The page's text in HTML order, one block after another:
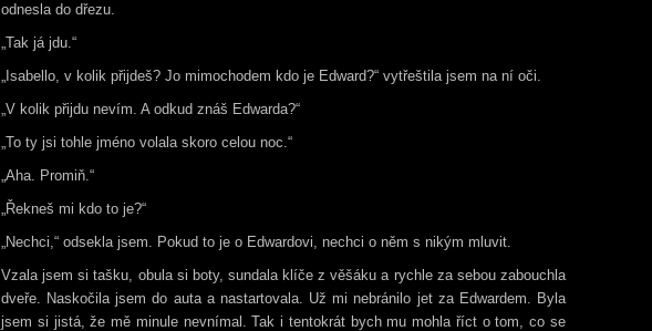
odnesla do dřezu.
„Tak já jdu.“
„Isabello, v kolik přijdeš? Jo mimochodem kdo je Edward?“ vytřeštila jsem na ní oči.
„V kolik přijdu nevím. A odkud znáš Edwarda?“
„To ty jsi tohle jméno volala skoro celou noc.“
„Aha. Promiň.“
„Řekneš mi kdo to je?“
„Nechci,“ odsekla jsem. Pokud to je o Edwardovi, nechci o něm s nikým mluvit.
Vzala jsem si tašku, obula si boty, sundala klíče z věšáku a rychle za sebou zabouchla
dveře. Naskočila jsem do auta a nastartovala. Už mi nebránilo jet za Edwardem. Byla
jsem si jistá, že mě minule nevnímal. Tak i tentokrát bych mu mohla říct o tom, co se